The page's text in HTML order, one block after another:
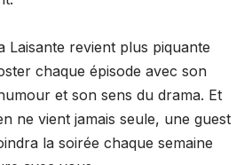
Laisante revient plus piquante
chaque épisode avec son
et son sens du drama. Et
ne vient jamais seule, une guest
la soirée chaque semaine